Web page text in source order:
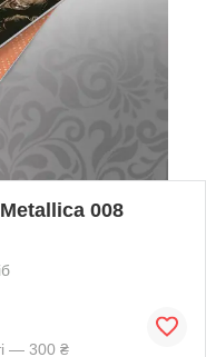
008
— 300 ₴